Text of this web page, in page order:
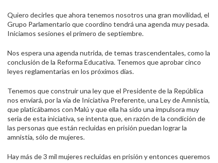
Quiero decirles que ahora tenemos nosotros una gran movilidad, el
Grupo Parlamentario que coordino tendrá una agenda muy pesada.
Iniciamos sesiones el primero de septiembre.
Nos espera una agenda nutrida, de temas trascendentales, como la
conclusión de la Reforma Educativa. Tenemos que aprobar cinco
leyes reglamentarias en los próximos días.
Tenemos que construir una ley que el Presidente de la República
nos enviará, por la vía de Iniciativa Preferente, una Ley de Amnistía,
que platicábamos con Malú y que ella ha sido una impulsora muy
seria de esta iniciativa, se intenta que, en razón de la condición de
las personas que están recluidas en prisión puedan lograr la
amnistía, sólo de mujeres.
Hay más de 3 mil mujeres recluidas en prisión y entonces queremos